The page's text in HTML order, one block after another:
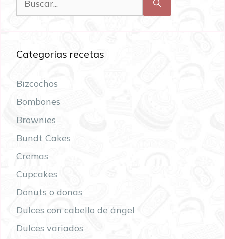
Categorías recetas
Bizcochos
Bombones
Brownies
Bundt Cakes
Cremas
Cupcakes
Donuts o donas
Dulces con cabello de ángel
Dulces variados